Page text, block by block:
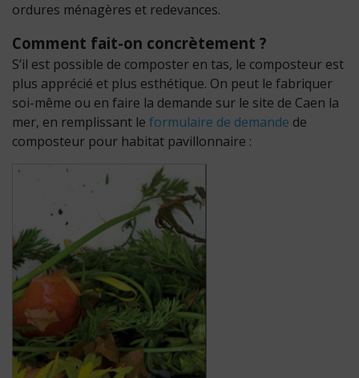
ordures ménagères et redevances.
Comment fait-on concrètement ?
S’il est possible de composter en tas, le composteur est
plus apprécié et plus esthétique. On peut le fabriquer
soi-même ou en faire la demande sur le site de Caen la
mer, en remplissant le formulaire de demande de
composteur pour habitat pavillonnaire :